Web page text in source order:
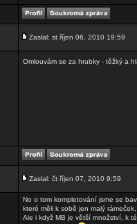
Zaslal: st říjen 06, 2010 19:59
Omlouvám se za hrubky - těžký a
Zaslal: čt říjen 07, 2010 9:59
No o tom kompletování jsme se
které měli k sobě jen malý
Ale i když MB je větší množství, k